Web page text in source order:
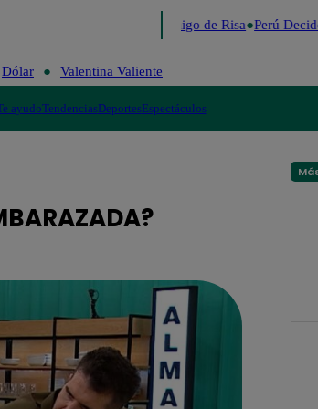
Me Caigo de Risa Perú
Dólar Valentina Valiente
ayudoTendenciasDeportesEspectáculos